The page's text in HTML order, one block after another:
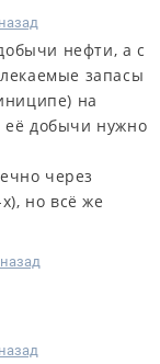
нефти, а с
запасы
на
её добычи нужно
через
но всё же